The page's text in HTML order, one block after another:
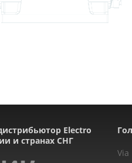
Electro
и странах СНГ
Via